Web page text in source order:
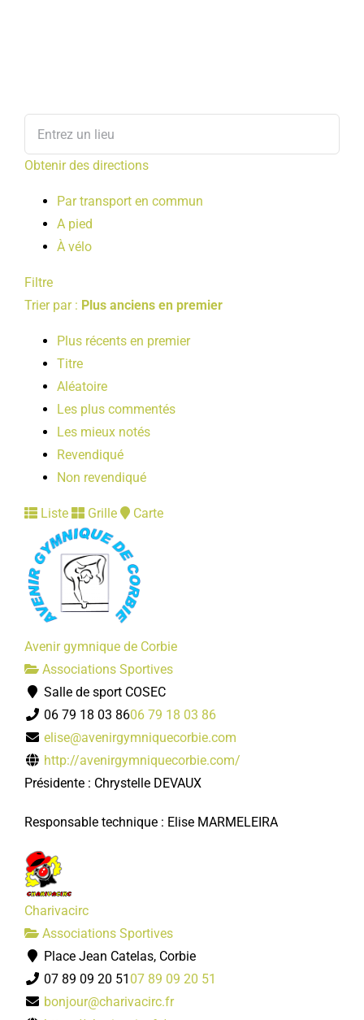
Obtenir des directions
Par transport en commun
A pied
À vélo
Filtre
Trier par : Plus anciens en premier
Plus récents en premier
Titre
Aléatoire
Les plus commentés
Les mieux notés
Revendiqué
Non revendiqué
Liste Grille Carte
Avenir gymnique de Corbie
Associations Sportives
Salle de sport COSEC
06 79 18 03 8606 79 18 03 86
elise@avenirgymniquecorbie.com
http://avenirgymniquecorbie.com/
Présidente : Chrystelle DEVAUX
Responsable technique : Elise MARMELEIRA
Charivacirc
Associations Sportives
Place Jean Catelas, Corbie
07 89 09 20 51 07 89 09 20 51
bonjour@charivacirc.fr